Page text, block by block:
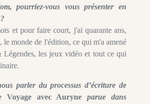
pourriez-vous vous présenter en
et pour faire court, j'ai quarante ans,
le monde de l'édition, ce qui m'a amené
Légendes, les jeux vidéo et tout ce qui
parler du processus d’écriture de
Voyage avec Auryneparue dans